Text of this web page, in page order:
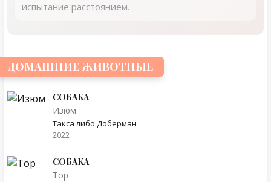
испытание расстоянием.
ДОМАШНИЕ ЖИВОТНЫЕ
СОБАКА
Изюм
Такса либо Доберман
2022
СОБАКА
Тор